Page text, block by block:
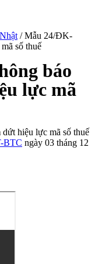
/Mẫu 24/ĐK-
số thuế
báo
lực mã
hiệu lực mã số thuế
BTC ngày 03 tháng 12